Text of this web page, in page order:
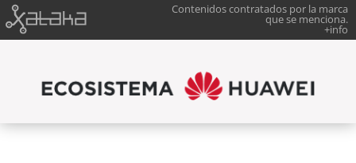
Contenidos contratados por la marca
que se menciona.
+info